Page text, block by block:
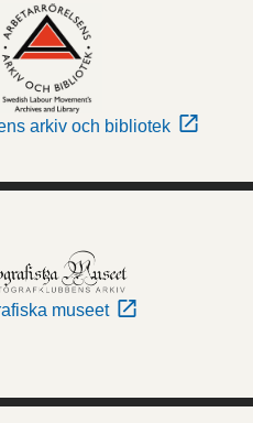
arkiv och bibliotek
museet